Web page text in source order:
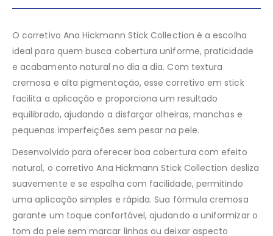
O corretivo Ana Hickmann Stick Collection é a escolha
ideal para quem busca cobertura uniforme, praticidade
e acabamento natural no dia a dia. Com textura
cremosa e alta pigmentação, esse corretivo em stick
facilita a aplicação e proporciona um resultado
equilibrado, ajudando a disfarçar olheiras, manchas e
pequenas imperfeições sem pesar na pele.
Desenvolvido para oferecer boa cobertura com efeito
natural, o corretivo Ana Hickmann Stick Collection desliza
suavemente e se espalha com facilidade, permitindo
uma aplicação simples e rápida. Sua fórmula cremosa
garante um toque confortável, ajudando a uniformizar o
tom da pele sem marcar linhas ou deixar aspecto